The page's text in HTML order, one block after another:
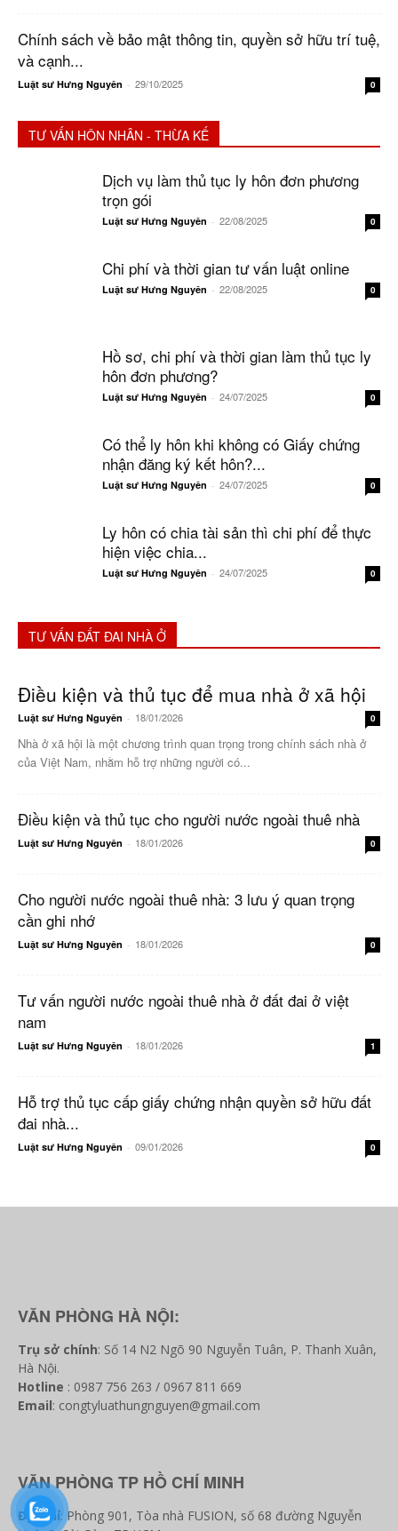
Chính sách về bảo mật thông tin, quyền sở hữu trí tuệ,
và cạnh...
Luật sư Hưng Nguyên - 29/10/2025 0
TƯ VẤN HÔN NHÂN - THỪA KẾ
Dịch vụ làm thủ tục ly hôn đơn phương
trọn gói
Luật sư Hưng Nguyên - 22/08/2025 0
Chi phí và thời gian tư vấn luật online
Luật sư Hưng Nguyên - 22/08/2025 0
Hồ sơ, chi phí và thời gian làm thủ tục ly
hôn đơn phương?
Luật sư Hưng Nguyên - 24/07/2025 0
Có thể ly hôn khi không có Giấy chứng
nhận đăng ký kết hôn?...
Luật sư Hưng Nguyên - 24/07/2025 0
Ly hôn có chia tài sản thì chi phí để thực
hiện việc chia...
Luật sư Hưng Nguyên - 24/07/2025 0
TƯ VẤN ĐẤT ĐAI NHÀ Ở
Điều kiện và thủ tục để mua nhà ở xã hội
Luật sư Hưng Nguyên - 18/01/2026 0
Nhà ở xã hội là một chương trình quan trọng trong chính sách nhà ở
của Việt Nam, nhằm hỗ trợ những người có...
Điều kiện và thủ tục cho người nước ngoài thuê nhà
Luật sư Hưng Nguyên - 18/01/2026 0
Cho người nước ngoài thuê nhà: 3 lưu ý quan trọng
cần ghi nhớ
Luật sư Hưng Nguyên - 18/01/2026 0
Tư vấn người nước ngoài thuê nhà ở đất đai ở việt
nam
Luật sư Hưng Nguyên - 18/01/2026 1
Hỗ trợ thủ tục cấp giấy chứng nhận quyền sở hữu đất
đai nhà...
Luật sư Hưng Nguyên - 09/01/2026 0
VĂN PHÒNG HÀ NỘI:
Trụ sở chính: Số 14 N2 Ngõ 90 Nguyễn Tuân, P. Thanh Xuân,
Hà Nội.
Hotline : 0987 756 263 / 0967 811 669
Email: congtyluathungnguyen@gmail.com
VĂN PHÒNG TP HỒ CHÍ MINH
Địa chỉ: Phòng 901, Tòa nhà FUSION, số 68 đường Nguyễn